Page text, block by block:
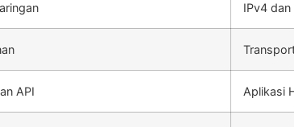
IPv4 dan
API Aplikasi